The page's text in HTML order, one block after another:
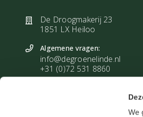
We
De Droogmakerij 23
1851 LX Heiloo
Algemene vragen:
info@degroenelinde.nl
+31 (0)72 531 8860
bestelling@degroenelinde.nl